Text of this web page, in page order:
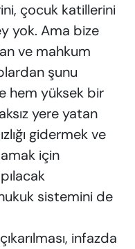
çocuk katillerini
yok. Ama bize
ve mahkum
şunu
hem yüksek bir
yere yatan
gidermek ve
için
sistemini de
infazda